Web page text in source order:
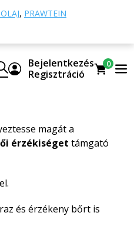
, PRAWTEIN
Bejelentkezés
Regisztráció
0
Serum Vibration
rózsával és
magát a
érzékiséget támgató
és érzékeny bőrt is